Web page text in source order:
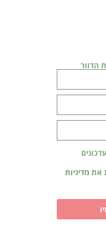
הדוור
אתמדיניות